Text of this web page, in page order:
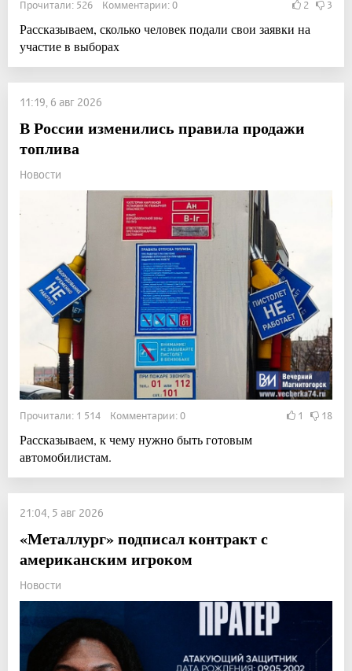
Прочитали: 526 Комментарии: 0 2 3
Рассказываем, сколько человек подали свои заявки на
участие в выборах
11:19, 6 авг 2026
В России изменились правила продажи
топлива
Новости
Прочитали: 1 514 Комментарии: 0 1 18
Рассказываем, к чему нужно быть готовым
автомобилистам.
21:04, 5 авг 2026
«Металлург» подписал контракт с
американским игроком
Новости